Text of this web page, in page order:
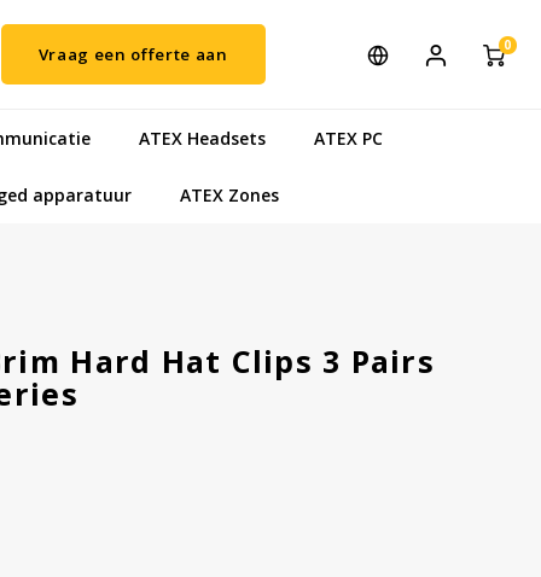
Vraag een offerte aan 0
ATEX Headsets ATEX PC
apparatuur ATEX Zones
Hard Hat Clips 3 Pairs